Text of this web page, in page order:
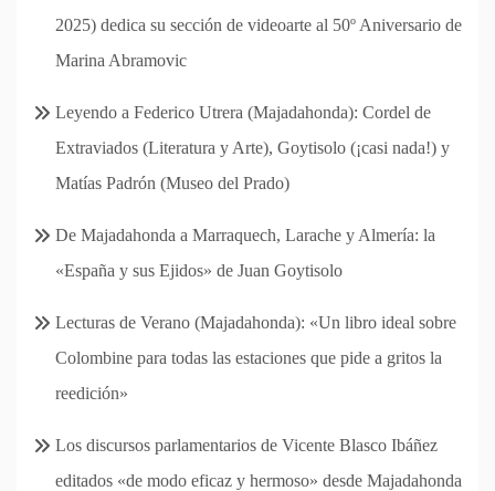
2025) dedica su sección de videoarte al 50º Aniversario de
Marina Abramovic
Leyendo a Federico Utrera (Majadahonda): Cordel de
Extraviados (Literatura y Arte), Goytisolo (¡casi nada!) y
Matías Padrón (Museo del Prado)
De Majadahonda a Marraquech, Larache y Almería: la
«España y sus Ejidos» de Juan Goytisolo
Lecturas de Verano (Majadahonda): «Un libro ideal sobre
Colombine para todas las estaciones que pide a gritos la
reedición»
Los discursos parlamentarios de Vicente Blasco Ibáñez
editados «de modo eficaz y hermoso» desde Majadahonda